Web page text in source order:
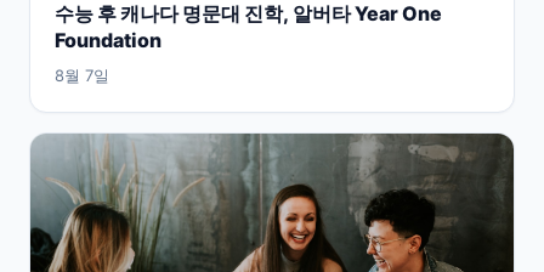
수능 후 캐나다 명문대 진학, 알버타 Year One
Foundation
8월 7일